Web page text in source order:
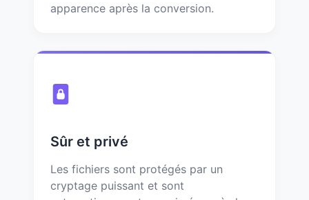
apparence après la conversion.
Sûr et privé
Les fichiers sont protégés par un
cryptage puissant et sont